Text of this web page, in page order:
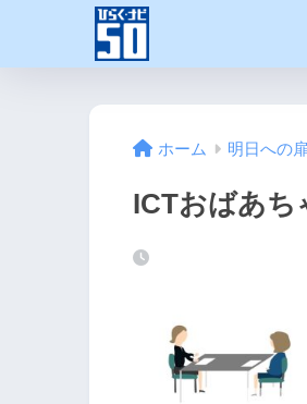
ホーム 明日への
ICTおばあち